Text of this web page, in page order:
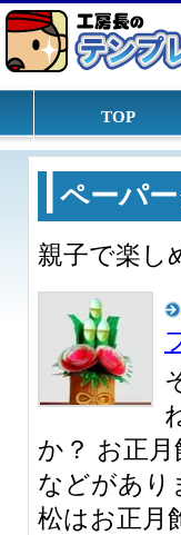
TOP
ペーパ
親子で楽し
か？ お正
などがあり
松はお正月